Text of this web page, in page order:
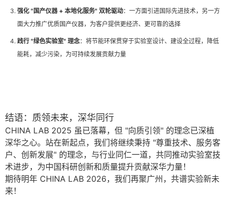
强化 "国产仪器 + 本地化服务" 双轮驱动：一方面引进国际先进技术，另一方
面大力推广优质国产仪器，为客户提供更经济、更可靠的选择
践行 "绿色实验室" 理念：将节能环保贯穿于实验室设计、建设全过程，降低
能耗，减少污染，为可持续发展贡献力量
结语：质领未来，深华同行
CHINA LAB 2025 虽已落幕，但 "向质引领" 的理念已深植
深华之心。站在新起点，我们将继续秉持 "尊重技术、服务客
户、创新发展" 的理念，与行业同仁一道，共同推动实验室技
术进步，为中国科研创新和质量提升贡献深华力量！
期待明年 CHINA LAB 2026，我们再聚广州，共谱实验新未
来！